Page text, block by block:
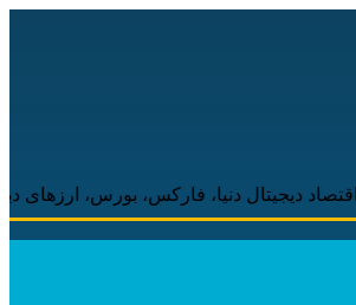
دنیا، فارکس، بورس، ارزهای دیجیتال